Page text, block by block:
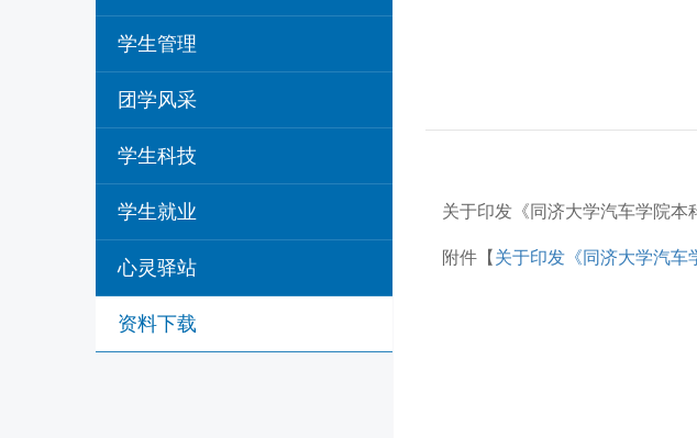
学生管理
团学风采
学生科技
学生就业
心灵驿站
资料下载
关于印发《同济大学汽车学院本
附件【 关于印发《同济大学汽车